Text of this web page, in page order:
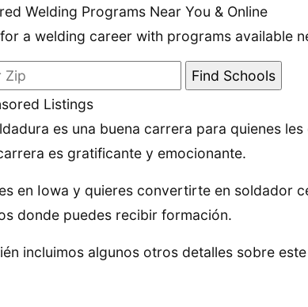
Welding Programs Near You & Online
a welding career with programs available
Listings
es una buena carrera para quienes
es gratificante y emocionante.
en Iowa y quieres convertirte en soldador
donde puedes recibir formación.
incluimos algunos otros detalles sobre